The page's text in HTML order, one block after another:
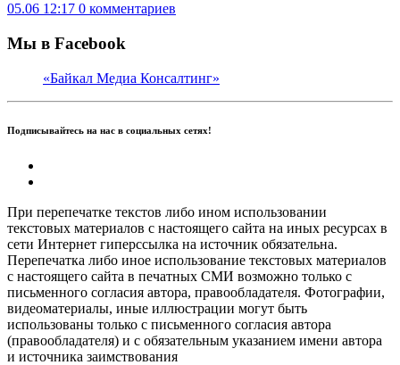
05.06 12:17 0 комментариев
Мы в Facebook
«Байкал Медиа Консалтинг»
Подписывайтесь на нас в социальных сетях!
При перепечатке текстов либо ином использовании
текстовых материалов с настоящего сайта на иных ресурсах в
сети Интернет гиперссылка на источник обязательна.
Перепечатка либо иное использование текстовых материалов
с настоящего сайта в печатных СМИ возможно только с
письменного согласия автора, правообладателя. Фотографии,
видеоматериалы, иные иллюстрации могут быть
использованы только с письменного согласия автора
(правообладателя) и с обязательным указанием имени автора
и источника заимствования